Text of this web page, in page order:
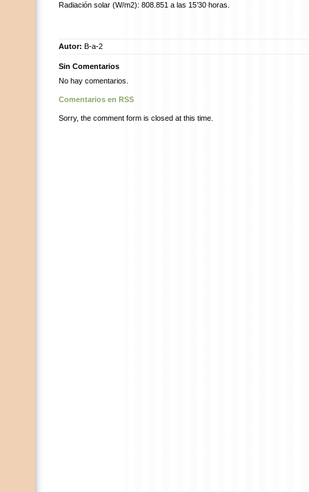
Radiación solar (W/m2): 808.851 a las 15’30 horas.
Autor: B-a-2
Sin Comentarios
No hay comentarios.
Comentarios en RSS
Sorry, the comment form is closed at this time.